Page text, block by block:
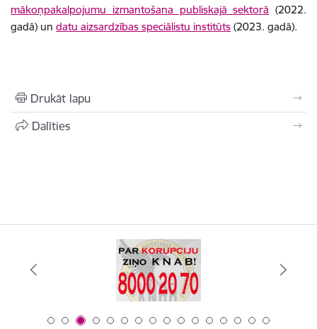
mākoņpakalpojumu izmantošana publiskajā sektorā (2022.
gadā) un datu aizsardzības speciālistu institūts (2023. gadā).
Drukāt lapu
Dalīties